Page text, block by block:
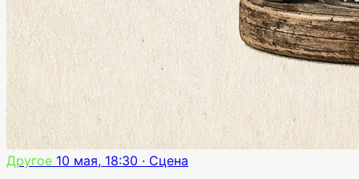
Другое 10 мая, 18:30 · Сцена